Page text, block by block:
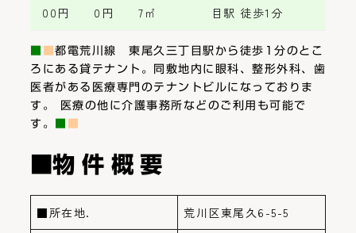
00円
0円
7㎡
目駅 徒歩1分
都電荒川線 東尾久三丁目 駅から徒歩1分のとこ
ろにある貸テナント。同敷地内に眼科、整形外科、歯
医者がある医療専門のテナントビルになっておりま
す。
医療の他に介護事務所などのご利用も可能で
す。
■物 件 概 要
■所在地. 荒川区東尾久6-5-5